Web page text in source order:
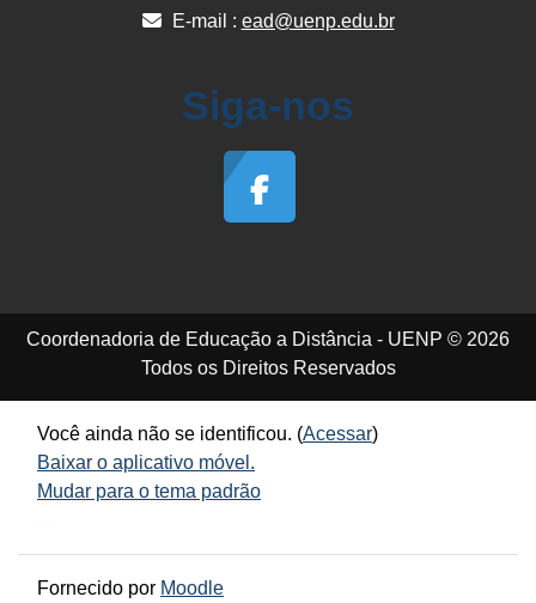
E-mail : ead@uenp.edu.br
Siga-nos
Coordenadoria de Educação a Distância - UENP © 2026
Todos os Direitos Reservados
Você ainda não se identificou. (Acessar)
Baixar o aplicativo móvel.
Mudar para o tema padrão
Fornecido por Moodle